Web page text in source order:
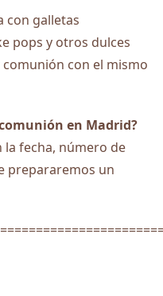
con galletas
pops y otros dulces
con el mismo
en Madrid?
la fecha, número de
prepararemos un